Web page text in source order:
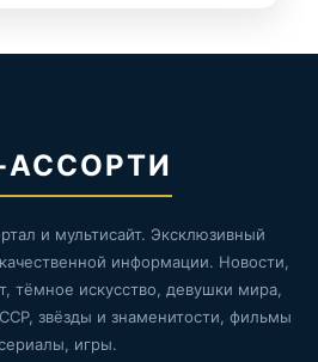
АССОРТИ
и мультисайт. Эксклюзивный
информации. Новости,
тёмное искусство, девушки мира,
звёзды и знаменитости, фильмы
игры.